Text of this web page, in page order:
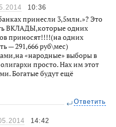
10:36
принесли 3,5млн.»? Это
ВКЛАДЫ,которые одних
приносят!!!!(на одних
— 291,666 руб\мес)
«народные» выборы в
просто. Нах им этот
Богатые будут ещё
Ответить
14:42